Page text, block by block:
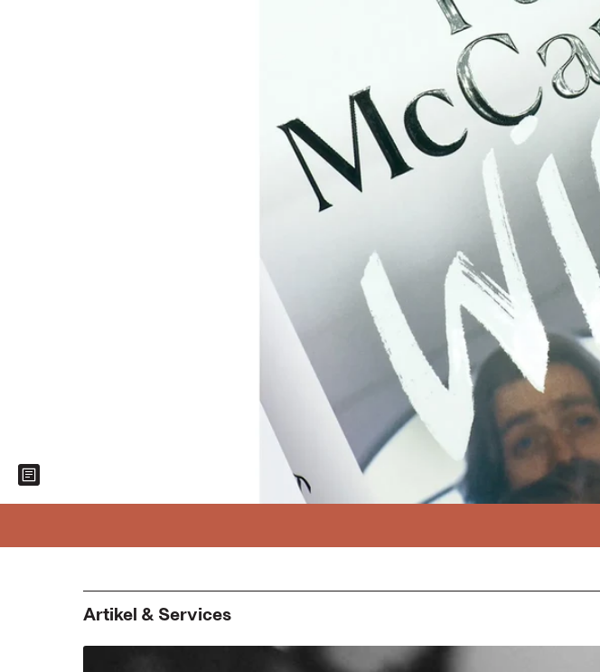
Show more information about the image
Artikel & Services